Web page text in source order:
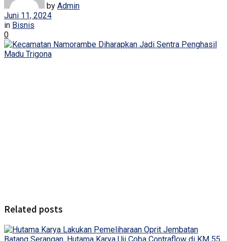
by Admin
Juni 11, 2024
in Bisnis
0
Related posts